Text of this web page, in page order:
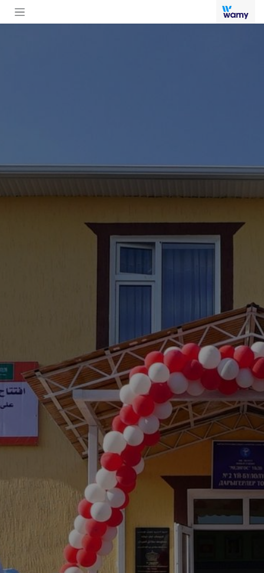
تخطي للذهاب إلى المحتوى